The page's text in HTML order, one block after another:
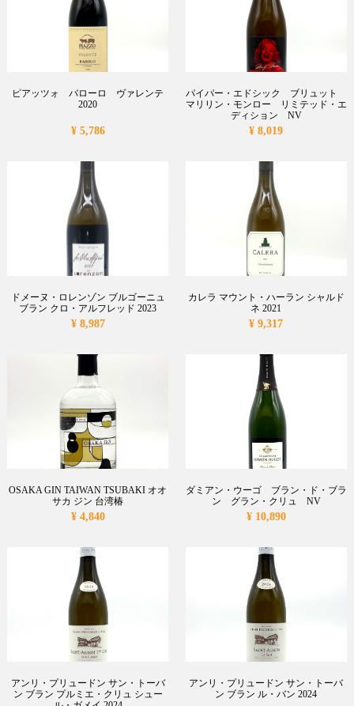
ピアッツォ バローロ ヴァレンテ
2020
¥ 5,786
パイパー・エドシック ブリュット
マリリン・モンロー リミテッド・エ
ディション NV
¥ 8,019
ドメーヌ・ロレンゾン ブルゴーニュ
ブラン クロ・アルフレッド 2023
¥ 8,987
カレラ マウント・ハーラン シャルド
ネ 2021
¥ 9,317
OSAKA GIN TAIWAN TSUBAKI オオ
サカ ジン 台湾椿
¥ 4,840
ダミアン・ウーゴ ブラン・ド・ブラ
ン グラン・クリュ NV
¥ 10,890
アンリ・プリュードン サン・トーバ
ン ブラン プルミエ・クリュ シュー
アンリ・プリュードン サン・トーバ
ン ブラン ル・バン 2024